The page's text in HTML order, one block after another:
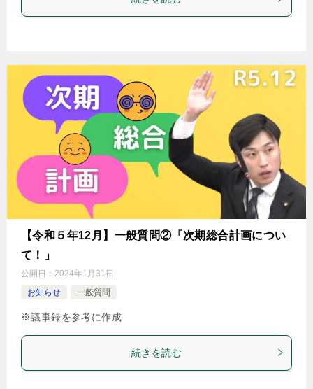
【令和５年12月】一般質問②「次期総合計画につい
て！」
公開日： 2024年1月31日
お知らせ
一般質問
※議事録を参考に作成
続きを読む